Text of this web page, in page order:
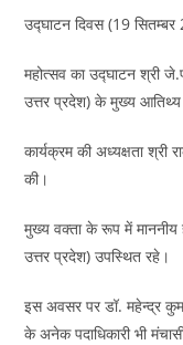
उद्घाटन दिवस (19
महोत्सव का उद्घाटन श्री
उत्तर प्रदेश) के मुख्य
कार्यक्रम की अध्यक्षता श्री
की।
मुख्य वक्ता के रूप में माननीय
उत्तर प्रदेश) उपस्थित रहे।
इस अवसर पर डॉ. महेन्द्र
के अनेक पदाधिकारी भी